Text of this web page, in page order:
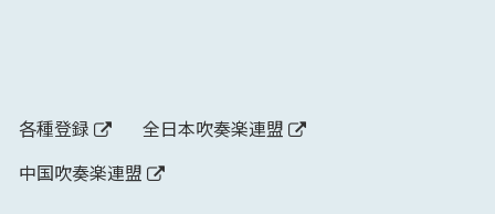
各種登録
全日本吹奏楽連盟
中国吹奏楽連盟